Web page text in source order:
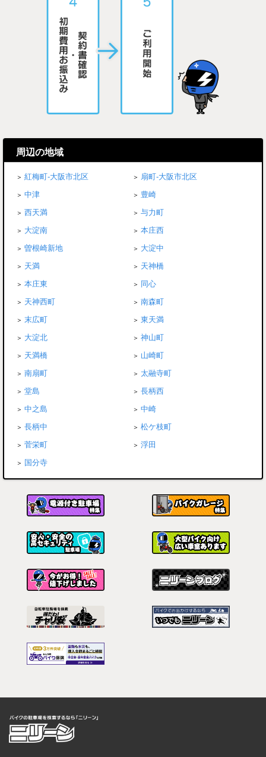
周辺の地域
紅梅町-大阪市北区
扇町-大阪市北区
中津
豊崎
西天満
与力町
大淀南
本庄西
曽根崎新地
大淀中
天満
天神橋
本庄東
同心
天神西町
南森町
末広町
東天満
大淀北
神山町
天満橋
山崎町
南扇町
太融寺町
堂島
長柄西
中之島
中崎
長柄中
松ケ枝町
菅栄町
浮田
国分寺